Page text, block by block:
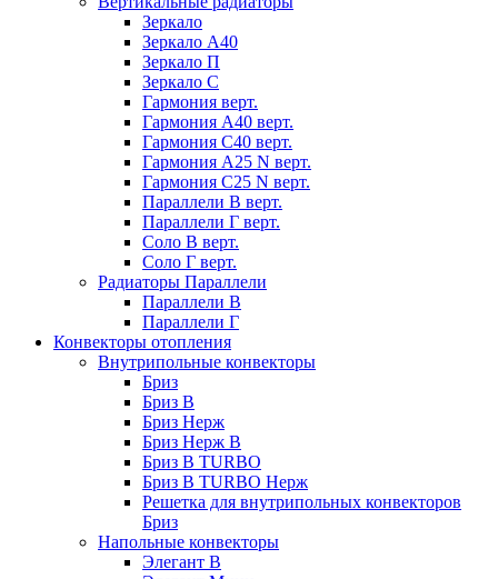
Зеркало
Зеркало А40
Зеркало П
Зеркало С
Гармония верт.
Гармония А40 верт.
Гармония С40 верт.
Гармония А25 N верт.
Гармония С25 N верт.
Параллели В верт.
Параллели Г верт.
Соло В верт.
Соло Г верт.
Радиаторы Параллели
Параллели В
Параллели Г
Конвекторы отопления
Внутрипольные конвекторы
Бриз
Бриз В
Бриз Нерж
Бриз Нерж В
Бриз В TURBO
Бриз В TURBO Нерж
Решетка для внутрипольных конвекторов
Бриз
Напольные конвекторы
Элегант В